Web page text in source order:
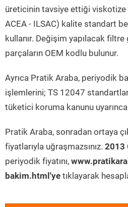
üreticinin tavsiye ettiği viskotize
ACEA - ILSAC) kalite standart
kullanır. Değişim yapılacak
parçaların OEM kodlu bulunur.
Ayrıca Pratik Araba, periyodik
işlemlerini; TS 12047
tüketici koruma kanunu
Pratik Araba, sonradan ortaya
fiyatlarıyla uğraşmazsınız. 2013
periyodik fiyatını,
bakim.html'ye tıklayarak